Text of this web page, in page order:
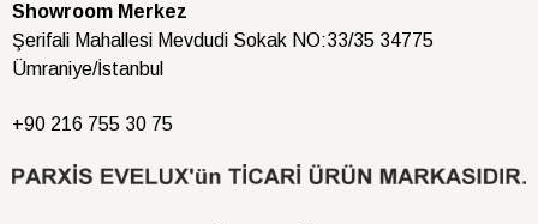
Showroom Merkez
Şerifali Mahallesi Mevdudi Sokak NO:33/35 34775
Ümraniye/İstanbul
+90 216 755 30 75